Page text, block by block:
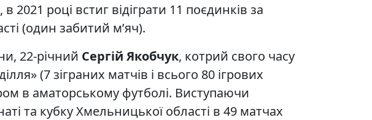
році встиг відіграти 11 поєдинків за
(один забитий м’яч).
22-річний Сергій Якобчук, котрий свого часу
(7 зіграних матчів і всього 80 ігрових
в аматорському футболі. Виступаючи
та кубку Хмельницької області в 49 матчах